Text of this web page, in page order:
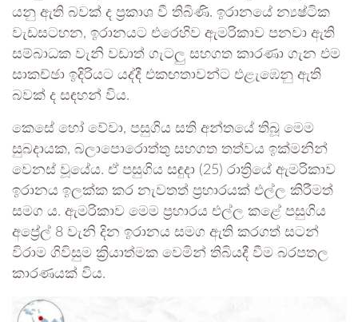
යනු ඇති බවක් ද ප්‍රකාශ වී තිබිණි. ඉරානයේ න්‍යෂ්ටික
වැඩසටහන, ඉරානයට එරෙහිව ඇමරිකාව පනවා ඇති
සම්බාධක වැනි වඩාත් ගැටලු සහගත කාරණා ගැන එම
සාකච්ඡා ඉදිරියට යද්දී එකඟතාවන්ට එළැඹෙනු ඇති
බවක් ද සඳහන් විය.
කෙසේ හෝ වේවා, පසුගිය සති අන්තයේ තිබූ මෙම
සුබදායක, බලාපොරොත්තු සහගත තත්වය ඉක්මනින්
වෙනස් වූයේය. ඒ පසුගිය සඳුදා (25) රාත්‍රියේ ඇමරිකාව
ඉරානය ඉලක්ක කර නැවතත් ප්‍රහාරයක් එල්ල කිරීමත්
සමග ය. ඇමරිකාව මෙම ප්‍රහාරය එල්ල කළේ පසුගිය
අප්‍රේල් 8 වැනි දින ඉරානය සමග ඇති කරගත් සටන්
විරාම ගිවිසුම ක්‍රියාත්මක වෙමින් තිබියදී වීම බරපතල
කාරණයක් විය.